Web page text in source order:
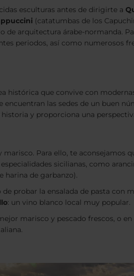
esculturas antes de dirigirte a
(catatumbas de los
arquitectura árabe-normanda.
periodos, así como numerosos
histórica que convive con
las sedes de un buen
y proporciona una
Para ello, te aconsejamos
sicilianas, como
harina de garbanzo).
probar la ensalada de pasta con
: un vino blanco local muy popular.
marisco y pescado frescos, o en